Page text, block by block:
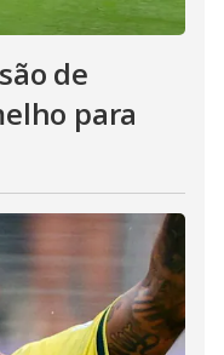
de
para